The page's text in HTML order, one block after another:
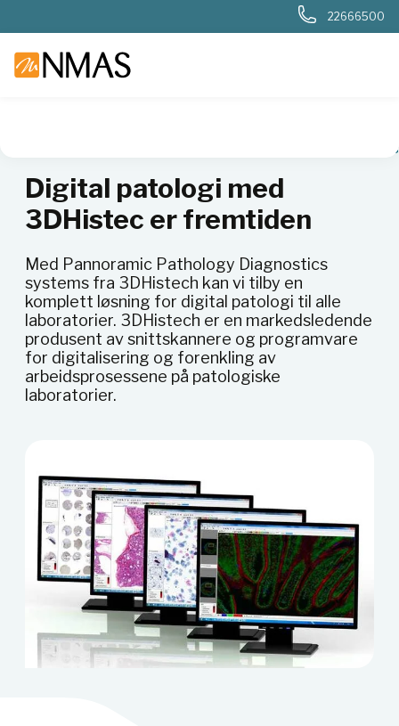
22666500
Digital patologi med
Digital patologi med
3DHistec er fremtiden
Med Pannoramic Pathology Diagnostics
systems fra 3DHistech kan vi tilby en
komplett løsning for digital patologi til alle
laboratorier. 3DHistech er en markedsledende
produsent av snittskannere og programvare
for digitalisering og forenkling av
arbeidsprosessene på patologiske
laboratorier.